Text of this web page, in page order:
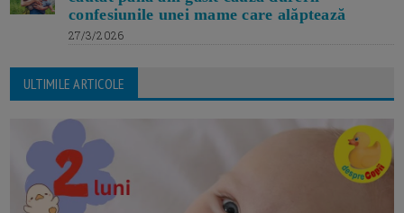
confesiunile unei mame care alăptează
27/3/2026
ULTIMILE ARTICOLE